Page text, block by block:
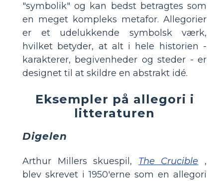
"symbolik" og kan bedst betragtes som
en meget kompleks metafor. Allegorier
er et udelukkende symbolsk værk,
hvilket betyder, at alt i hele historien -
karakterer, begivenheder og steder - er
designet til at skildre en abstrakt idé.
Eksempler på allegori i
litteraturen
Digelen
Arthur Millers skuespil, The Crucible ,
blev skrevet i 1950'erne som en allegori